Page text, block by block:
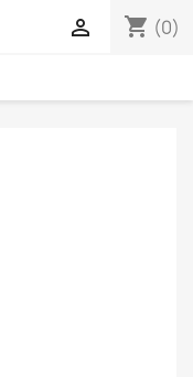
shopping_cart (0)
